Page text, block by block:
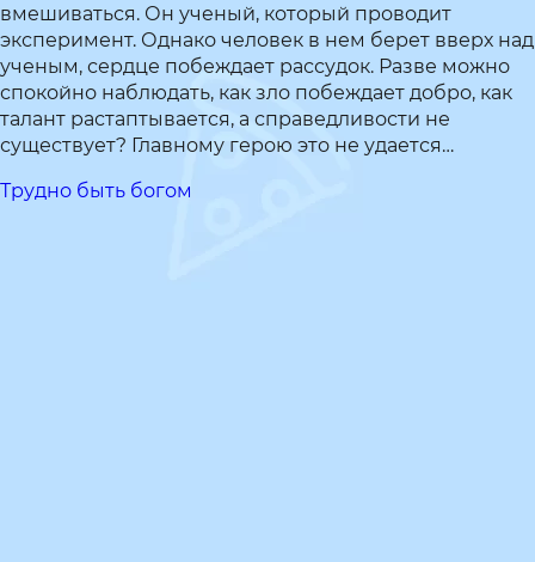
вмешиваться. Он ученый, который проводит
эксперимент. Однако человек в нем берет вверх над
ученым, сердце побеждает рассудок. Разве можно
спокойно наблюдать, как зло побеждает добро, как
талант растаптывается, а справедливости не
существует? Главному герою это не удается…
Трудно быть богом